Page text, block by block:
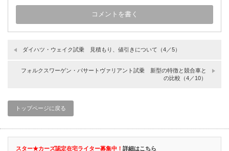
ダイハツ・ウェイク試乗 見積もり、値引きについて（4／5）
フォルクスワーゲン・パサートヴァリアント試乗 新型の特徴と競合車と
の比較（4／10）
トップページに戻る
スター★カーズ認定在宅ライター募集中！ 詳細はこちら